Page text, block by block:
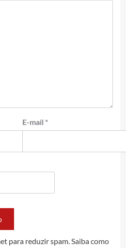
E-mail *
para reduzir spam.Saiba como